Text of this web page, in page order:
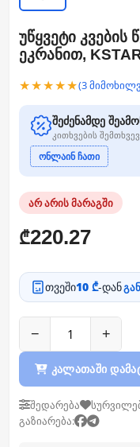
უწყვეტი კვების
ეკრანით,
★★★★★(3
შეძენამდე
კითხვების
ონლაინ ჩათი
არ არის მარაგში
₾220.27
თვეში10 ₾-დან
− +
კალათაში
შედარება
გაზიარება: